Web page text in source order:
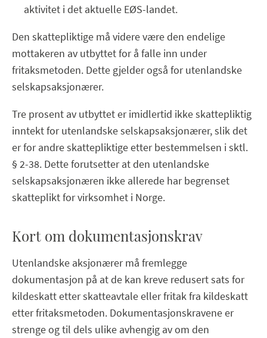
aktivitet i det aktuelle EØS-landet.
Den skattepliktige må videre være den endelige
mottakeren av utbyttet for å falle inn under
fritaksmetoden. Dette gjelder også for utenlandske
selskapsaksjonærer.
Tre prosent av utbyttet er imidlertid ikke skattepliktig
inntekt for utenlandske selskapsaksjonærer, slik det
er for andre skattepliktige etter bestemmelsen i sktl.
§ 2-38. Dette forutsetter at den utenlandske
selskapsaksjonæren ikke allerede har begrenset
skatteplikt for virksomhet i Norge.
Kort om dokumentasjonskrav
Utenlandske aksjonærer må fremlegge
dokumentasjon på at de kan kreve redusert sats for
kildeskatt etter skatteavtale eller fritak fra kildeskatt
etter fritaksmetoden. Dokumentasjonskravene er
strenge og til dels ulike avhengig av om den